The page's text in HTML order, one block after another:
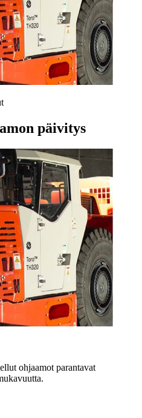
päivitys
ohjaamot parantavat